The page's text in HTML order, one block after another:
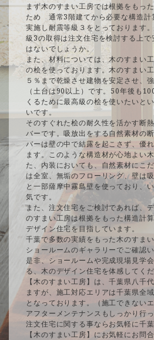
まず木のすまい工房では根拠をもっ
ため 通常3階建てから必要な構造計
実施し耐震等級３をとっております
級3の取得は注文住宅を検討する上
はないでしょうか。
また、材料については、木のすまい
の桧を使っております。木のすまい
５％まで乾燥させ建物を安定させ、
（土台は90以上）です。50年後も
くるために最高級の桧を使いたいと
いです。
そのすぐれた桧の耐久性を活かす断
バーです。吸放出をする自然素材の
バーは壁の中で結露を起こさず、優
ます。このような構造材が心地よい
た、内装においても、自然素材にこ
は全室、無垢のフローリング、壁は
と一部薩摩中霧島壁を使っており、
気です。
また、注文住宅をご検討であれば、
のすまい工房は根拠をもった構造計
デザイン住宅を目指しています。
千葉で多数の実績をもった木のすま
ショールームのギャラリーでご確認い
是非、ショールームや完成現場見学
る、木のデザイン住宅を体感してくだ
【木のすまい工房】は、千葉県八千
ますが、施工対応エリアは千葉県全
となっております。（施工できない
アフターメンテナンスもしっかり行っ
注文住宅に関する事ならお気軽に千
【木のすまい工房】にお気軽にお問